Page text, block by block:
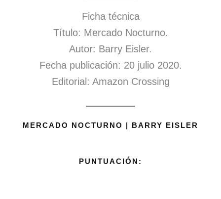
Ficha técnica
Título: Mercado Nocturno.
Autor: Barry Eisler.
Fecha publicación: 20 julio 2020.
Editorial: Amazon Crossing
MERCADO NOCTURNO | BARRY EISLER
PUNTUACIÓN: